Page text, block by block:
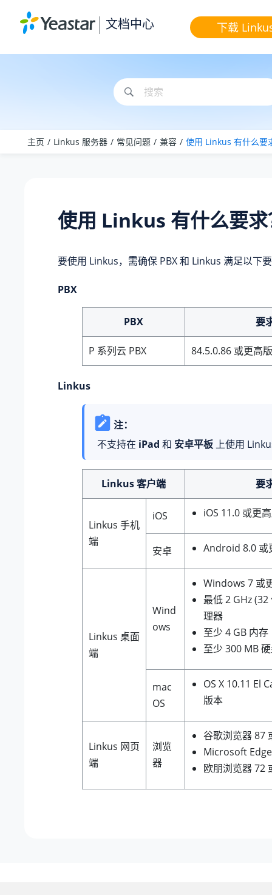
文档中心 下载
主页 Linkus 服务器 常见问题 兼容 使用 Linkus 有什么要
使用 Linkus 有什么要
要使用 Linkus，需确保 PBX 和 Linkus 满足以下
PBX
PBX 要
P 系列云 PBX 84.5.0.86 或更高
Linkus
注：
不支持在 iPad 和 安卓平板上使用
Linkus 客户端 要
Linkus 手机
端
iOS iOS 11.0 或更
安卓 Android 8.0 或
Linkus 桌面
端
Wind
ows
Windows 7 或
最低 2 GHz
理器
至少 4 GB 内存
至少 300 MB
mac
OS
OS X 10.11 El
版本
Linkus 网页
端
浏览
器
谷歌浏览器 87
Microsoft
欧朋浏览器 72